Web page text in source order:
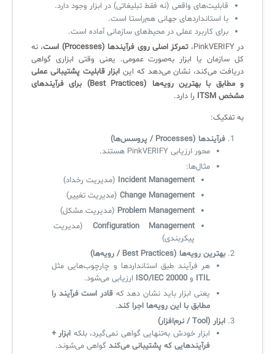
قابلیت‌های واقعی (نه فقط تبلیغاتی) در ابزار وجود دارد.
با استانداردهای جهانی هم‌راستا است.
برای کاربرد عملی در محیط‌های سازمانی آماده است.
در PinkVERIFY،
تمرکز اصلی روی فرآیندها (Processes) است
، نه
کل سازمان یا ابزار به‌صورت عمومی. یعنی وقتی ابزاری گواهی
دریافت می‌کند، نشان می‌دهد که این ابزار قابلیت پشتیبانی عملی
و مطابق با بهترین رویه‌ها (Best Practices) برای فرآیندهای
مشخص ITSM
را دارد.
به تفکیک:
فرآیندها (Processes / پروسس‌ها)
محور ارزیابی PinkVERIFY هستند.
مثال‌ها:
Incident Management (مدیریت رخداد)
Change Management (مدیریت تغییر)
Problem Management (مدیریت مشکل)
Configuration Management (مدیریت
پیکربندی)
بهترین رویه‌ها (Best Practices / رویه‌ها)
هر فرآیند طبق استانداردها و چارچوب‌هایی مثل
ITIL و ISO/IEC 20000 ارزیابی می‌شود.
یعنی ابزار باید نشان دهد که قادر است فرآیند را
مطابق با این رویه‌ها اجرا کند.
ابزار (Tool / نرم‌افزار)
ابزار خودش به‌تنهایی گواهی نمی‌گیرد، بلکه ابزار +
فرآیندهایی که پشتیبانی می‌کند گواهی می‌شوند.